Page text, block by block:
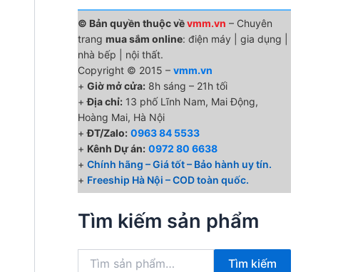
© Bản quyền thuộc vềvmm.vn – Chuyên
trang mua sắm online: điện máy | gia dụng |
nhà bếp | nội thất.
Copyright © 2015 – vmm.vn
+ Giờ mở cửa: 8h sáng – 21h tối
+Địa chỉ: 13 phố Lĩnh Nam, Mai Động,
Hoàng Mai, Hà Nội
+ĐT/Zalo: 0963 84 5533
+ Kênh Dự án: 0972 80 6638
+ Chính hãng – Giá tốt – Bảo hành uy tín.
+ Freeship Hà Nội – COD toàn quốc.
Tìm kiếm sản phẩm
Tìm kiếm